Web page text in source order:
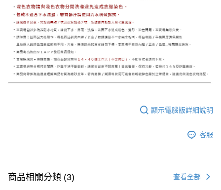
顯示電腦版詳細說明
客服
商品相關分類 (3) 查看全部